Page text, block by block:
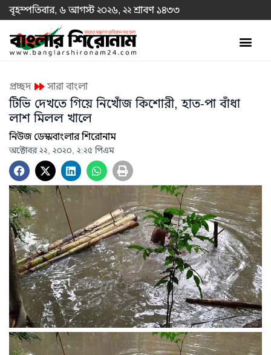
বৃহস্পতিবার, ৬ আগস্ট ২০২৬, ২২ শ্রাবণ ১৪৩৩
প্রচ্ছদ সারা বাংলা
টিভি দেখতে গিয়ে নিখোঁজ কিশোরী, হাত-পা বাঁধা
লাশ মিলল খালে
নিউজ ডেস্কবাংলার শিরোনাম
অক্টোবর ২২, ২০২০, ২:২৫ পিএম